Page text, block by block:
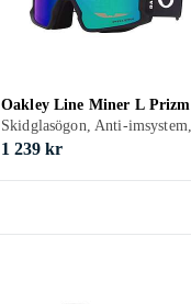
Oakley Line Miner L Prizm
1 239 kr